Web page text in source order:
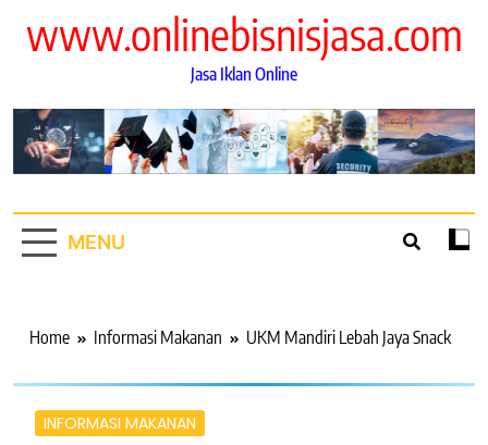
www.onlinebisnisjasa.com
Jasa Iklan Online
MENU
Home Informasi Makanan UKM Mandiri Lebah Jaya Snack
INFORMASI MAKANAN